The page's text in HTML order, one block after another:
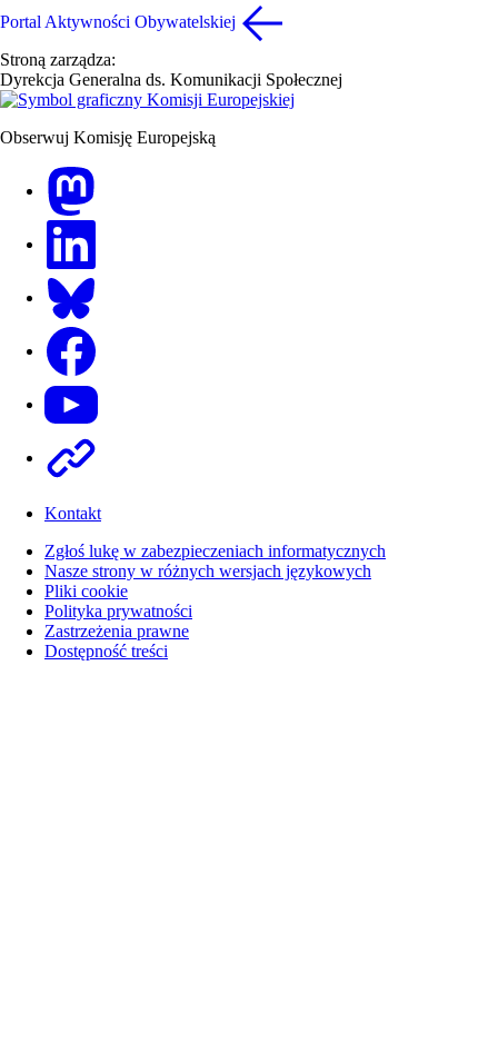
Portal Aktywności Obywatelskiej
Stroną zarządza:
Dyrekcja Generalna ds. Komunikacji Społecznej
Obserwuj Komisję Europejską
Kontakt
Zgłoś lukę w zabezpieczeniach informatycznych
Nasze strony w różnych wersjach językowych
Pliki cookie
Polityka prywatności
Zastrzeżenia prawne
Dostępność treści